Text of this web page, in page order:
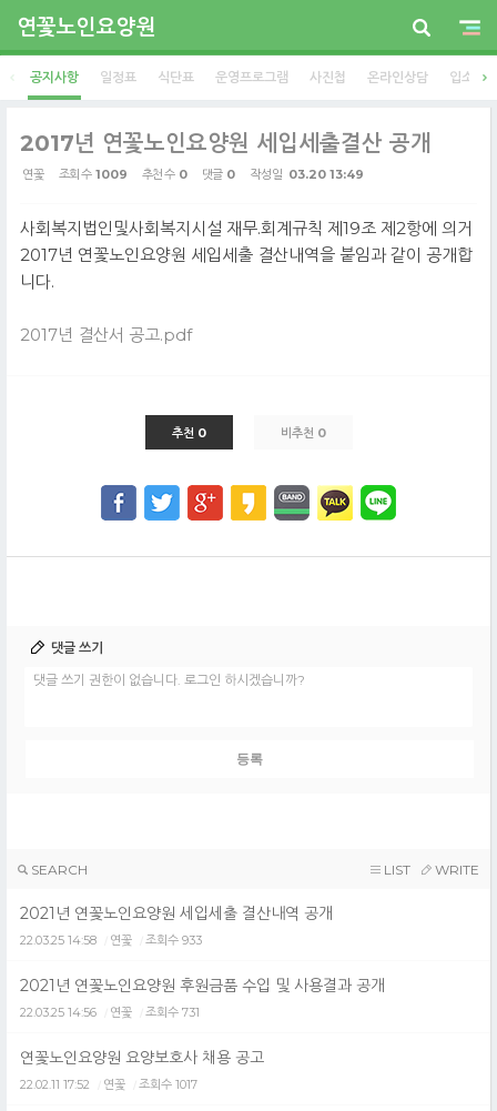
연꽃노인요양원
공지사항 일정표 식단표 운영프로그램 사진첩 온라인상담 입소안내
2017년 연꽃노인요양원 세입세출결산 공개
연꽃 조회 수 1009 추천 수 0 댓글 0 작성일 03.20 13:49
사회복지법인및사회복지시설 재무.회계규칙 제19조 제2항에 의거
2017년 연꽃노인요양원 세입세출 결산내역을 붙임과 같이 공개합
니다.
2017년 결산서 공고.pdf
추천 0 비추천 0
댓글 쓰기
댓글 쓰기 권한이 없습니다. 로그인 하시겠습니까?
SEARCH WRITE
LIST
2021년 연꽃노인요양원 세입세출 결산내역 공개
22.03.25 14:58 연꽃 조회수 933
2021년 연꽃노인요양원 후원금품 수입 및 사용결과 공개
22.03.25 14:56 연꽃 조회수 731
연꽃노인요양원 요양보호사 채용 공고
22.02.11 17:52 연꽃 조회수 1017